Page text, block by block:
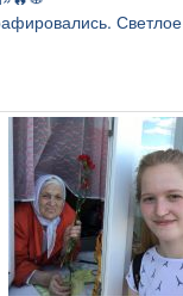
Светлое